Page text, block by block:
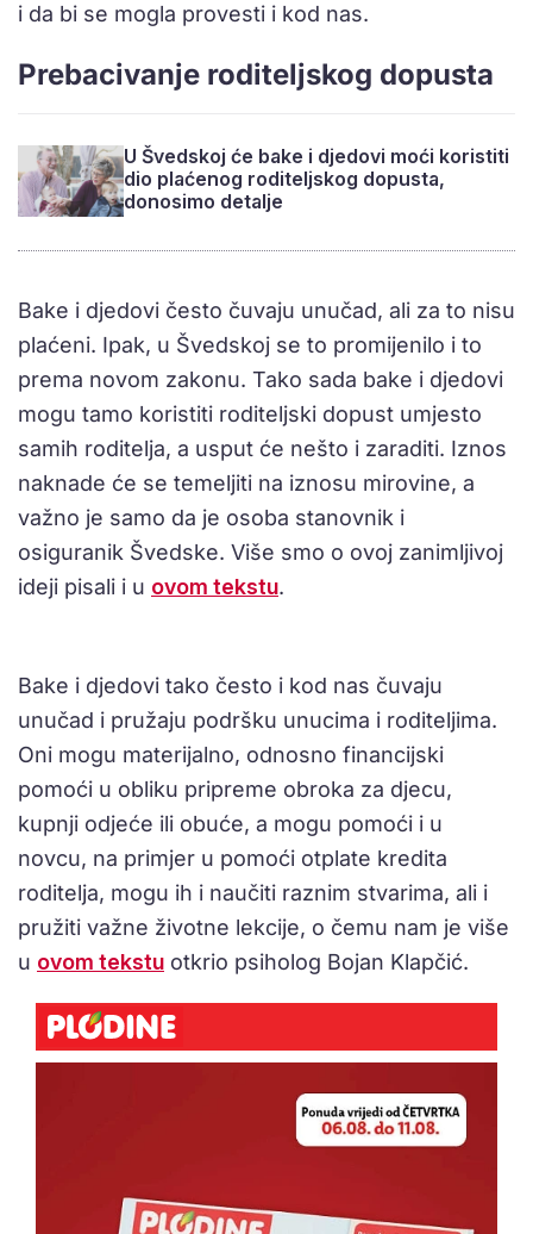
i da bi se mogla provesti i kod nas.
Prebacivanje roditeljskog dopusta
U Švedskoj će bake i djedovi moći koristiti
dio plaćenog roditeljskog dopusta,
donosimo detalje
Bake i djedovi često čuvaju unučad, ali za to nisu
plaćeni. Ipak, u Švedskoj se to promijenilo i to
prema novom zakonu. Tako sada bake i djedovi
mogu tamo koristiti roditeljski dopust umjesto
samih roditelja, a usput će nešto i zaraditi. Iznos
naknade će se temeljiti na iznosu mirovine, a
važno je samo da je osoba stanovnik i
osiguranik Švedske. Više smo o ovoj zanimljivoj
ideji pisali i u ovom tekstu.
Bake i djedovi tako često i kod nas čuvaju
unučad i pružaju podršku unucima i roditeljima.
Oni mogu materijalno, odnosno financijski
pomoći u obliku pripreme obroka za djecu,
kupnji odjeće ili obuće, a mogu pomoći i u
novcu, na primjer u pomoći otplate kredita
roditelja, mogu ih i naučiti raznim stvarima, ali i
pružiti važne životne lekcije, o čemu nam je više
u ovom tekstu otkrio psiholog Bojan Klapčić.